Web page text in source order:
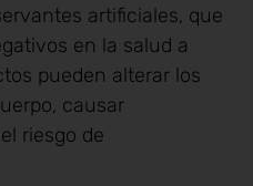
artificiales, que
en la salud a
pueden alterar los
causar
riesgo de